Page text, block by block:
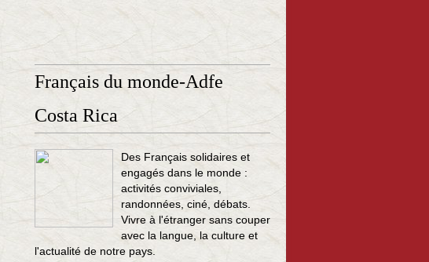
Français du monde-Adfe
Costa Rica
Des Français solidaires et
engagés dans le monde :
activités conviviales,
randonnées, ciné, débats.
Vivre à l'étranger sans couper
avec la langue, la culture et
l'actualité de notre pays.